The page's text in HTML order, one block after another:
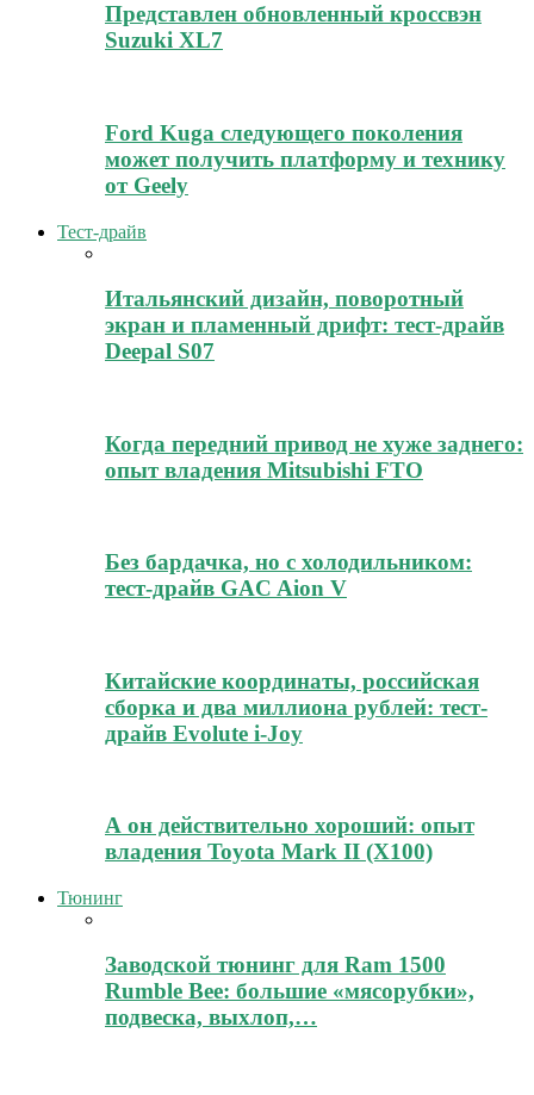
Представлен обновленный кроссвэн
Suzuki XL7
Ford Kuga следующего поколения
может получить платформу и технику
от Geely
Тест-драйв
Итальянский дизайн, поворотный
экран и пламенный дрифт: тест-драйв
Deepal S07
Когда передний привод не хуже заднего:
опыт владения Mitsubishi FTO
Без бардачка, но с холодильником:
тест-драйв GAC Aion V
Китайские координаты, российская
сборка и два миллиона рублей: тест-
драйв Evolute i-Joy
А он действительно хороший: опыт
владения Toyota Mark II (Х100)
Тюнинг
Заводской тюнинг для Ram 1500
Rumble Bee: большие «мясорубки»,
подвеска, выхлоп,…